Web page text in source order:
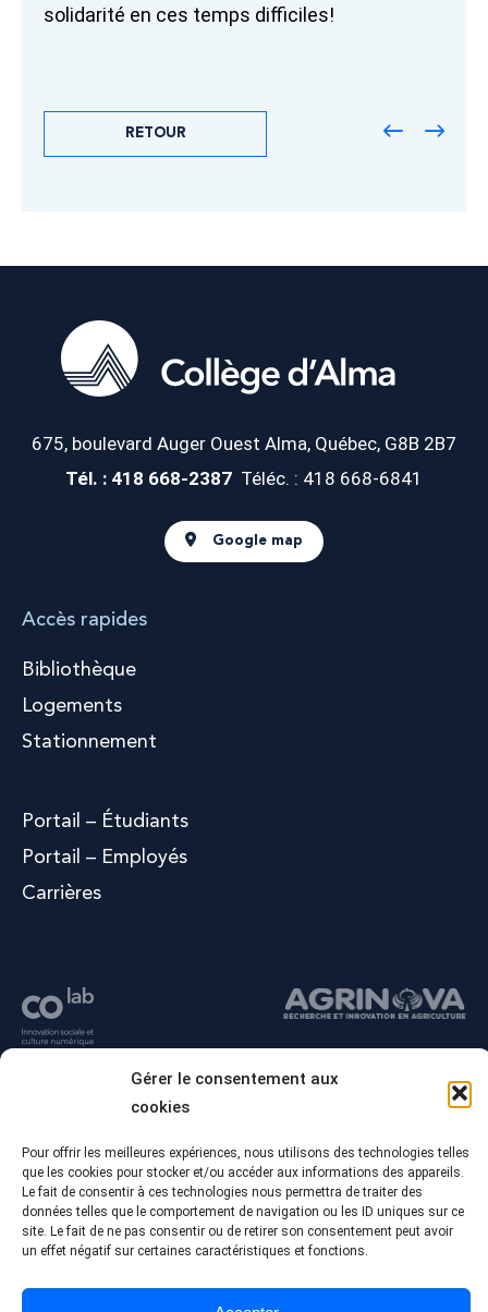
Gérer le consentement aux
cookies
Pour offrir les meilleures expériences, nous utilisons des technologies telles
que les cookies pour stocker et/ou accéder aux informations des appareils.
Le fait de consentir à ces technologies nous permettra de traiter des
données telles que le comportement de navigation ou les ID uniques sur ce
site. Le fait de ne pas consentir ou de retirer son consentement peut avoir
un effet négatif sur certaines caractéristiques et fonctions.
solidarité en ces temps difficiles!
RETOUR
675, boulevard Auger Ouest Alma, Québec, G8B 2B7
Tél. : 418 668-2387 Téléc. : 418 668-6841
Google map
Accès rapides
Bibliothèque
Logements
Stationnement
Portail – Étudiants
Portail – Employés
Carrières
© Tous droits réservés - Collège Alma